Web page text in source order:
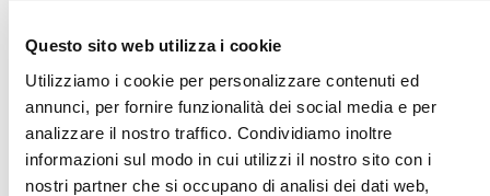
Questo sito web utilizza i cookie
Utilizziamo i cookie per personalizzare contenuti ed
annunci, per fornire funzionalità dei social media e per
analizzare il nostro traffico. Condividiamo inoltre
informazioni sul modo in cui utilizzi il nostro sito con i
nostri partner che si occupano di analisi dei dati web,
arricchire la carne appena cotta con le numerose
salse che vi saranno servite.